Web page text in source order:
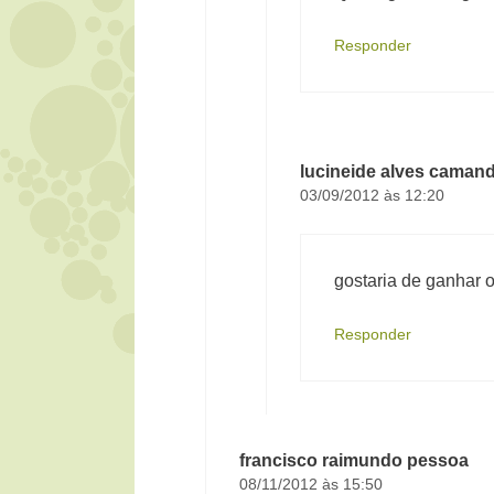
Responder
lucineide alves
03/09/2012 às 12:20
gostaria de ganhar
Responder
francisco raimundo pessoa
08/11/2012 às 15:50